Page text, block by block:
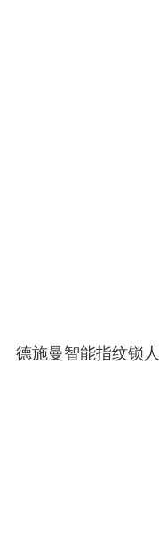
德施曼智能指纹锁